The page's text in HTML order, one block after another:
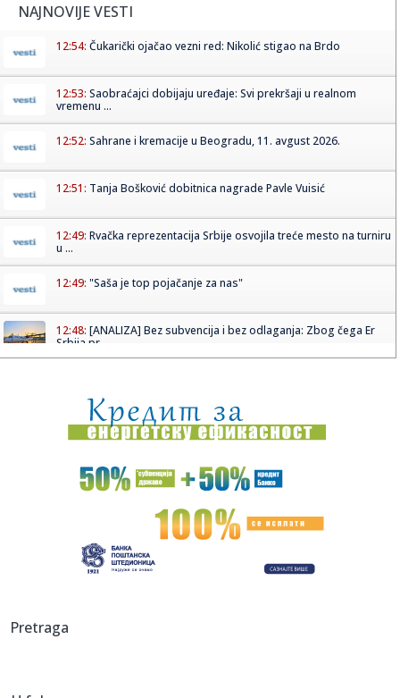
NAJNOVIJE VESTI
12:54: Čukarički ojačao vezni red: Nikolić stigao na Brdo
12:53: Saobraćajci dobijaju uređaje: Svi prekršaji u realnom
vremenu ...
12:52: Sahrane i kremacije u Beogradu, 11. avgust 2026.
12:51: Tanja Bošković dobitnica nagrade Pavle Vuisić
12:49: Rvačka reprezentacija Srbije osvojila treće mesto na turniru
u ...
12:49: "Saša je top pojačanje za nas"
12:48: [ANALIZA] Bez subvencija i bez odlaganja: Zbog čega Er
Srbija pr...
12:45:Barcelona Gipsy Balkan Orchestra završava turneju u Srbiji
12:42:Objavljen snimak lansiranja; "Oficiri su devastirani"
Ovo su pet superfinalista ovogodišnje nagrade "Milan
12:40:Boban Marković, Ekrem Mamutović i Dejan Lazarević
uređenje T...
Pretraga